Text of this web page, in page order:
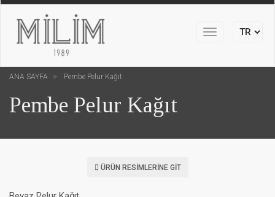
Toggle
ANA SAYFA Pembe Pelur Kağıt
Pembe Pelur Kağıt
ÜRÜN RESIMLERINE GIT